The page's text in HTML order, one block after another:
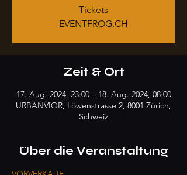
Tickets
EVENTFROG.CH
Zeit & Ort
17. Aug. 2024, 23:00 – 18. Aug. 2024, 08:00
URBANVIOR, Löwenstrasse 2, 8001 Zürich,
Schweiz
Über die Veranstaltung